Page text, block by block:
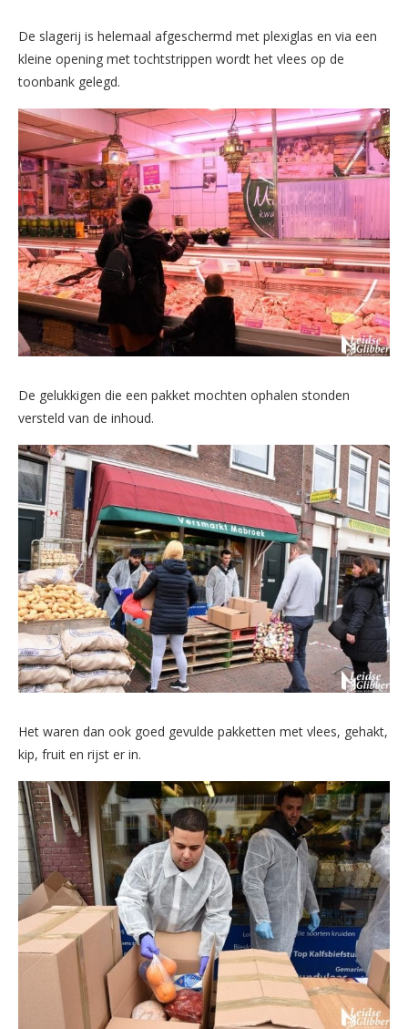
De slagerij is helemaal afgeschermd met plexiglas en via een
kleine opening met tochtstrippen wordt het vlees op de
toonbank gelegd.
De gelukkigen die een pakket mochten ophalen stonden
versteld van de inhoud.
Het waren dan ook goed gevulde pakketten met vlees, gehakt,
kip, fruit en rijst er in.